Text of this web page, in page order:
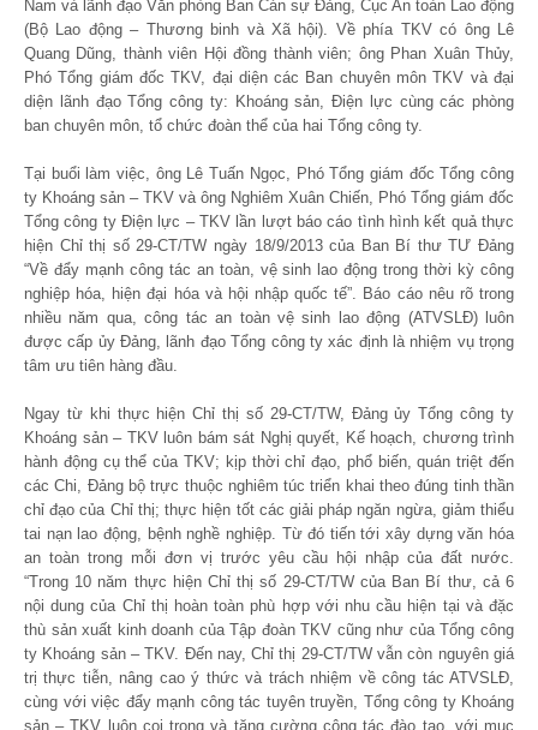
Nam và lãnh đạo Văn phòng Ban Cán sự Đảng, Cục An toàn Lao động
(Bộ Lao động – Thương binh và Xã hội). Về phía TKV có ông Lê
Quang Dũng, thành viên Hội đồng thành viên; ông Phan Xuân Thủy,
Phó Tổng giám đốc TKV, đại diện các Ban chuyên môn TKV và đại
diện lãnh đạo Tổng công ty: Khoáng sản, Điện lực cùng các phòng
ban chuyên môn, tổ chức đoàn thể của hai Tổng công ty.
Tại buổi làm việc, ông Lê Tuấn Ngọc, Phó Tổng giám đốc Tổng công
ty Khoáng sản – TKV và ông Nghiêm Xuân Chiến, Phó Tổng giám đốc
Tổng công ty Điện lực – TKV lần lượt báo cáo tình hình kết quả thực
hiện Chỉ thị số 29-CT/TW ngày 18/9/2013 của Ban Bí thư TƯ Đảng
“Về đẩy mạnh công tác an toàn, vệ sinh lao động trong thời kỳ công
nghiệp hóa, hiện đại hóa và hội nhập quốc tế”. Báo cáo nêu rõ trong
nhiều năm qua, công tác an toàn vệ sinh lao động (ATVSLĐ) luôn
được cấp ủy Đảng, lãnh đạo Tổng công ty xác định là nhiệm vụ trọng
tâm ưu tiên hàng đầu.
Ngay từ khi thực hiện Chỉ thị số 29-CT/TW, Đảng ủy Tổng công ty
Khoáng sản – TKV luôn bám sát Nghị quyết, Kế hoạch, chương trình
hành động cụ thể của TKV; kịp thời chỉ đạo, phổ biến, quán triệt đến
các Chi, Đảng bộ trực thuộc nghiêm túc triển khai theo đúng tinh thần
chỉ đạo của Chỉ thị; thực hiện tốt các giải pháp ngăn ngừa, giảm thiểu
tai nạn lao động, bệnh nghề nghiệp. Từ đó tiến tới xây dựng văn hóa
an toàn trong mỗi đơn vị trước yêu cầu hội nhập của đất nước.
“Trong 10 năm thực hiện Chỉ thị số 29-CT/TW của Ban Bí thư, cả 6
nội dung của Chỉ thị hoàn toàn phù hợp với nhu cầu hiện tại và đặc
thù sản xuất kinh doanh của Tập đoàn TKV cũng như của Tổng công
ty Khoáng sản – TKV. Đến nay, Chỉ thị 29-CT/TW vẫn còn nguyên giá
trị thực tiễn, nâng cao ý thức và trách nhiệm về công tác ATVSLĐ,
cùng với việc đẩy mạnh công tác tuyên truyền, Tổng công ty Khoáng
sản – TKV luôn coi trọng và tăng cường công tác đào tạo, với mục